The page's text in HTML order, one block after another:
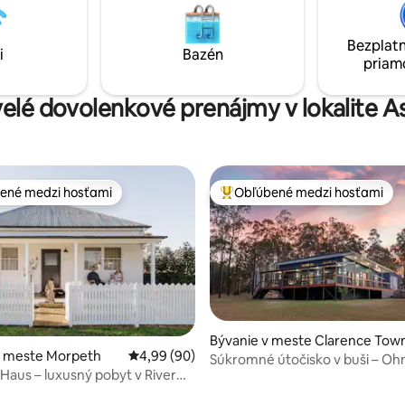
tak málo alebo toľko,
Oddýchnite si a
si v tomto pokojnom,
vinárstiev, kaviarní a potravín v
Valley! Pozrite si nášho
lokalitou.
Bazén
dovolenkové prenájmy v lokalite
4,91 z 5, počet hodnotení: 69
medzi hosťami
medzi hosťami
meste Morpeth Priemerné ohodnotenie 4,99 z 5, počet
4,99 (90)
– luxusný pobyt v River
Najobľúbenejšie medzi hosťami
Obľúbené medzi hosťami
Bývanie v meste Clarence
Súkromné útočisko v buši – Ohnisko a